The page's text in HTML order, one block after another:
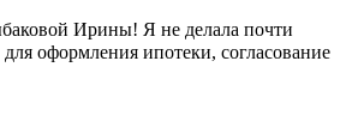
Ирины! Я не делала почти
оформления ипотеки, согласование